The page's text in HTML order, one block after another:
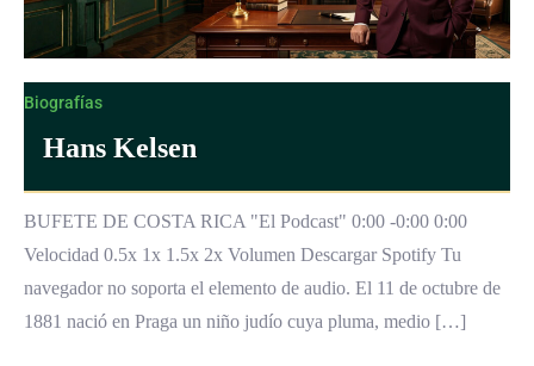
Biografías
Hans Kelsen
BUFETE DE COSTA RICA "El Podcast" 0:00 -0:00 0:00
Velocidad 0.5x 1x 1.5x 2x Volumen Descargar Spotify Tu
navegador no soporta el elemento de audio. El 11 de octubre de
1881 nació en Praga un niño judío cuya pluma, medio […]